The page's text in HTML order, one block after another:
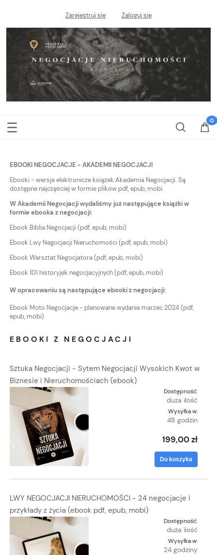
Zarejestruj się Zaloguj się
EBOOKI NEGOCJACJE - AKADEMII NEGOCJACJI
Ebooki - wersje elektronicze książek Akademia Negocjacji. Są
dostępne najczęściej w formie plików pdf, epub, mobi.
W Akademii Negocjacji wydaliśmy już następujące książki w
formie ebooka z negocjacji:
Ebook Biblia Negocjacji (pdf, epub, mobi)
Ebook Lwy Negocjacji Nieruchomości (pdf, epub, mobi)
Ebook Warsztat Negocjatora (pdf, epub, mobi)
Ebook 101 historyjek negocjacyjnych (pdf, epub, mobi)
W opracowaniu są następujące ebooki z negocjacji:
Ebook Moto Negocjacje - planowane wydanie marzec 2024 (pdf,
epub, mobi)
EBOOKI Z NEGOCJACJI
Sztuka Negocjacji - Sytem Negocjacji Wysokich Kwot w
Biznesie i Nieruchomościach (ebook)
Dostępność:
duża ilość
Wysyłka w:
48 godzin
199,00 zł
Do koszyka
LWY NEGOCJACJI NIERUCHOMOŚCI - 24 negocjacje i
przykłady z życia (ebook pdf, epub, mobi)
Dostępność:
duża ilość
Wysyłka w:
24 godziny